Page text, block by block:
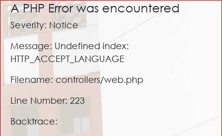
A PHP Error was encountered
Severity: Notice
Message: Undefined index:
HTTP_ACCEPT_LANGUAGE
Filename: controllers/web.php
Line Number: 223
Backtrace: